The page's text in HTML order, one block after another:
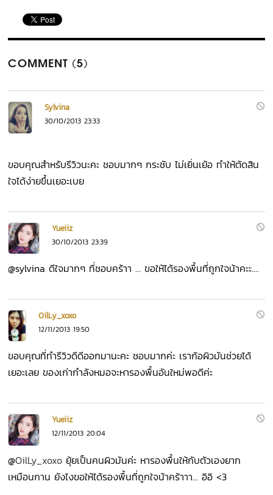
COMMENT (5)
Sylvina
30/10/2013 23:33
ขอบคุณสำหรับรีวิวนะคะ ชอบมากๆ กระชับ ไม่เยิ่นเย้อ ทำให้ตัดสิน
ใจได้ง่ายขึ้นเยอะเบย
Yueiiz
30/10/2013 23:39
@sylvina ดีใจมากๆ ที่ชอบคร้าา ... ขอให้ได้รองพื้นที่ถูกใจน้าคะะ....
OilLy_xoxo
12/11/2013 19:50
ขอบคุณที่ทำรีวิวดีดีออกมานะคะ ชอบมากค่ะ เราก้อผิวมันช่วยได้
เยอะเลย ของเก่ากำลังหมอจะหารองพื้นอันใหม่พอดีค่ะ
Yueiiz
12/11/2013 20:04
@OilLy_xoxo ยุ้ยเป็นคนผิวมันค่ะ หารองพื้นให้กับตัวเองยาก
เหมือนกาน ยังไงขอให้ได้รองพื้นที่ถูกใจน้าคร้าาา... อิอิ <3